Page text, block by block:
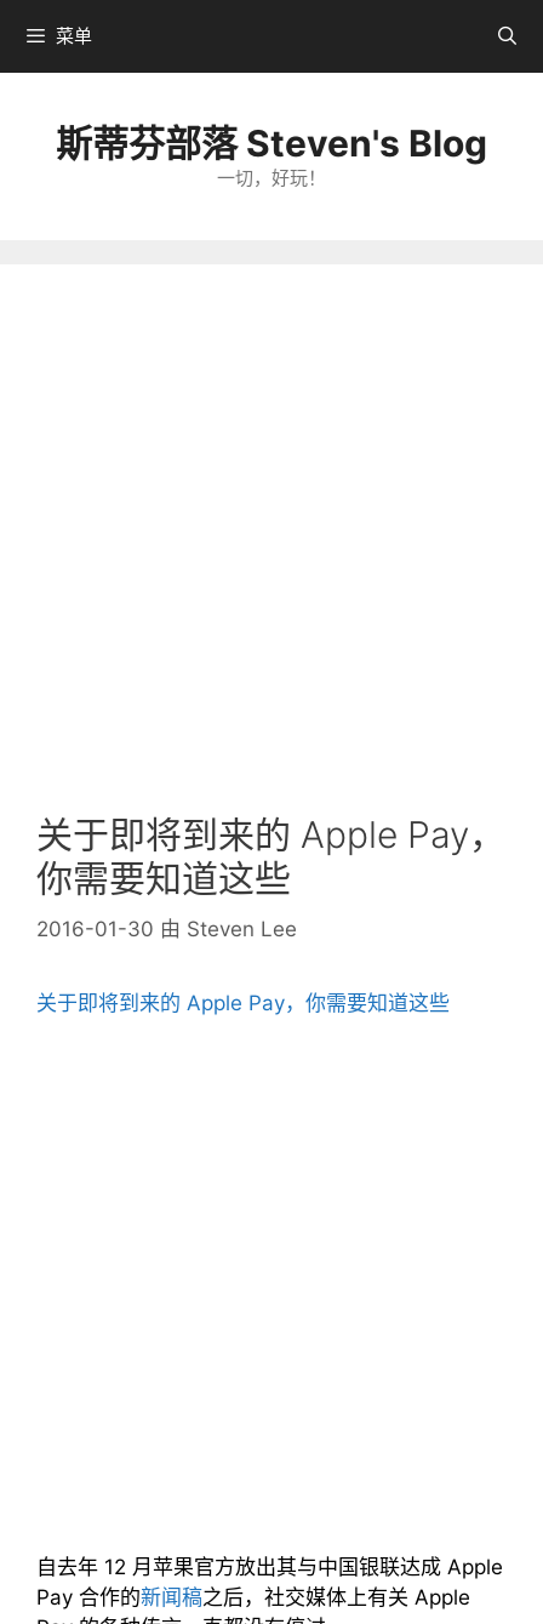
到
菜单
斯蒂芬部落 Steven's Blog
一切，好玩！
关于即将到来的 Apple Pay，
你需要知道这些
2016-01-30 由 Steven Lee
关于即将到来的 Apple Pay，你需要知道这些
自去年 12 月苹果官方放出其与中国银联达成 Apple
Pay 合作的新闻稿之后，社交媒体上有关 Apple